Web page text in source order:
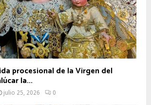
procesional de la Virgen del
la...
julio 25, 2026 0